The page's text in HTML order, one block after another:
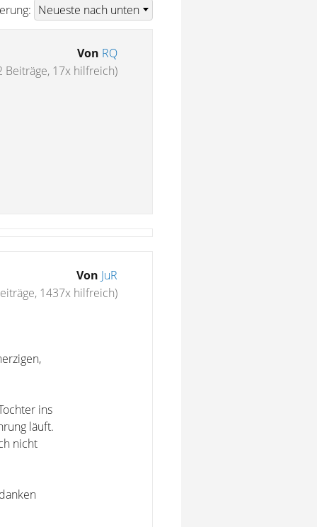
Von RQ
Beiträge, 17x hilfreich)
Von JuR
1437x hilfreich)
ins
läuft.
nicht